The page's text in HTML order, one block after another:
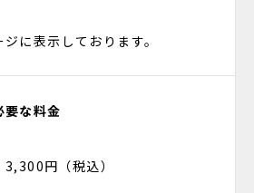
に表示しております。
要な料金
円（税込）